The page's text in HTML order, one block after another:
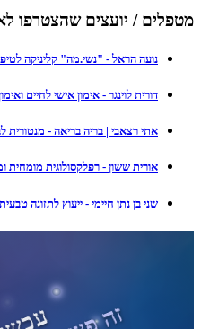
מטפלים / יועצים שהצטרפו
נועה הראל - "נשי.מה" קליניקה
דורית לוינגר - אימון אישי לחיים
אתי רצאבי | בריה בריאה - מנטורית
אורית ששון - רפלקסולוגית מומחית
שני בן נתן חיימי - ייעוץ לתזונה